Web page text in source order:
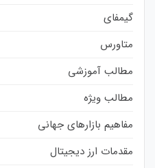
گیمفای
متاورس
مطالب آموزشی
مطالب ویژه
مفاهیم بازارهای جهانی
مقدمات ارز دیجیتال